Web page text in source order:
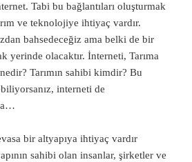
Tabi bu bağlantıları oluşturmak
ve teknolojiye ihtiyaç vardır.
bahsedeceğiz ama belki de bir
yerinde olacaktır. İnterneti, Tarıma
Tarımın sahibi kimdir? Bu
interneti de
bir altyapıya ihtiyaç vardır
sahibi olan insanlar, şirketler ve